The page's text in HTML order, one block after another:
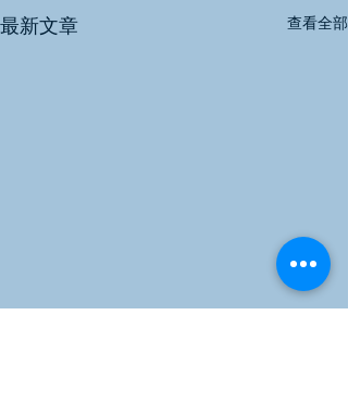
最新文章 查看全部